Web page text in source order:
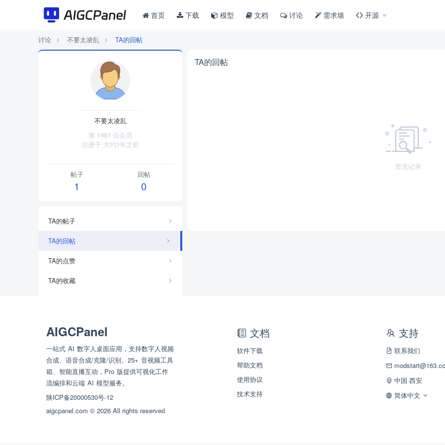
首页 下载 模型 文档 讨论 需求墙 开源
讨论 不要太凌乱 TA的回帖
不要太凌乱
第 1981 位会员
注册于 大约1年之前
帖子
1
回帖
0
TA的帖子
TA的回帖
TA的点赞
TA的收藏
TA的回帖
暂无记录
AIGCPanel
一站式 AI 数字人桌面应用，支持数字人视频
合成、语音合成/克隆/识别、25+ 音视频工具
箱、智能直播互动，Pro 版提供可视化工作
流编排和云端 AI 模型服务。
陕ICP备20000530号-12
aigcpanel.com © 2026 All rights reserved
文档
软件下载
帮助文档
使用协议
技术支持
支持
联系我们
中国·西安
简体中文